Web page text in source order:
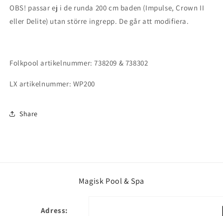
OBS! passar ej i de runda 200 cm baden (Impulse, Crown II
eller Delite) utan större ingrepp. De går att modifiera.
Folkpool artikelnummer: 738209 & 738302
LX artikelnummer: WP200
Share
Magisk Pool & Spa
Adress: